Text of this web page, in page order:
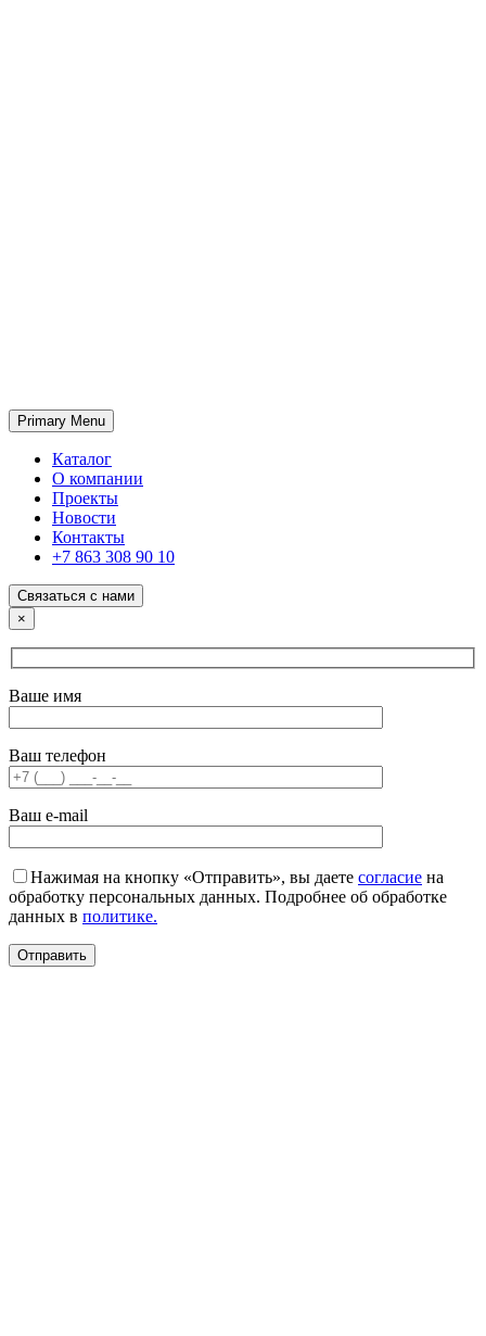
ГК «SABONE»
Оптовые поставки отделочных материалов и оборудования
Primary Menu
Каталог
О компании
Проекты
Новости
Контакты
+7 863 308 90 10
Связаться с нами
×
Ваше имя
Ваш телефон
Ваш e-mail
Нажимая на кнопку «Отправить», вы даете согласие на
обработку персональных данных. Подробнее об обработке
данных в политике.